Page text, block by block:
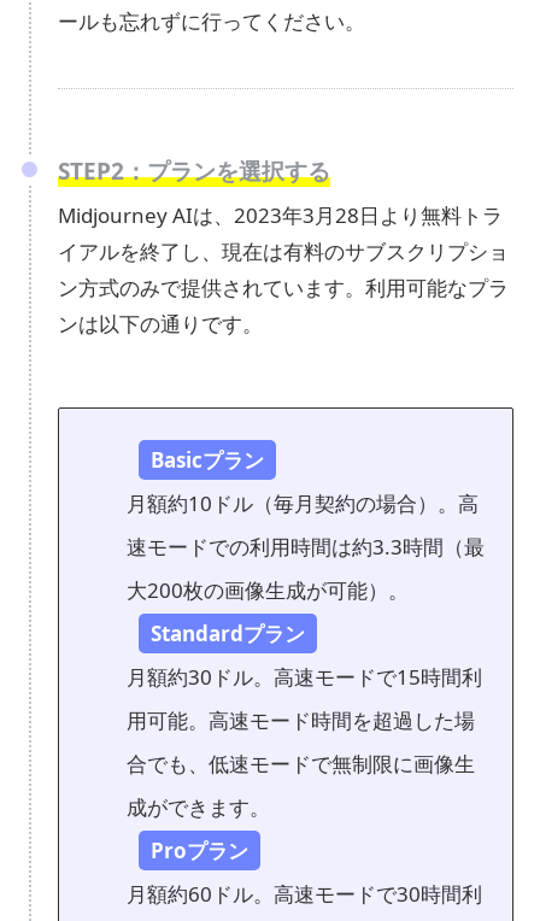
ールも忘れずに行ってください。
STEP2：プランを選択する
Midjourney AIは、2023年3月28日より無料トラ
イアルを終了し、現在は有料のサブスクリプショ
ン方式のみで提供されています。利用可能なプラ
ンは以下の通りです。
Basicプラン
月額約10ドル（毎月契約の場合）。高
速モードでの利用時間は約3.3時間（最
大200枚の画像生成が可能）。
Standardプラン
月額約30ドル。高速モードで15時間利
用可能。高速モード時間を超過した場
合でも、低速モードで無制限に画像生
成ができます。
Proプラン
月額約60ドル。高速モードで30時間利